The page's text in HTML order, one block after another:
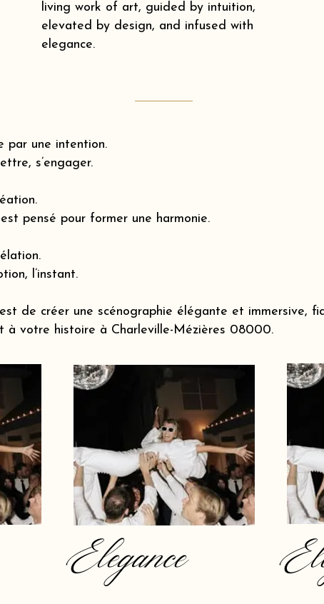
living work of art, guided by intuition,
elevated by design, and infused with
elegance.
par une intention.
s’engager.
pensé pour former une harmonie.
l’instant.
de créer une scénographie élégante et immersive,
à votre histoire à Charleville-Mézières 08000.
Elegance